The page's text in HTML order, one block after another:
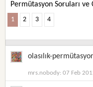
Permütasyon Soruları ve
1 2 3 4
olasılık-
mrs.nobody: 07 Feb